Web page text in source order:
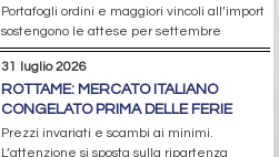
Portafogli ordini e maggiori vincoli all’import
sostengono le attese per settembre
31 luglio 2026
ROTTAME: MERCATO ITALIANO
CONGELATO PRIMA DELLE FERIE
Prezzi invariati e scambi ai minimi.
L’attenzione si sposta sulla ripartenza